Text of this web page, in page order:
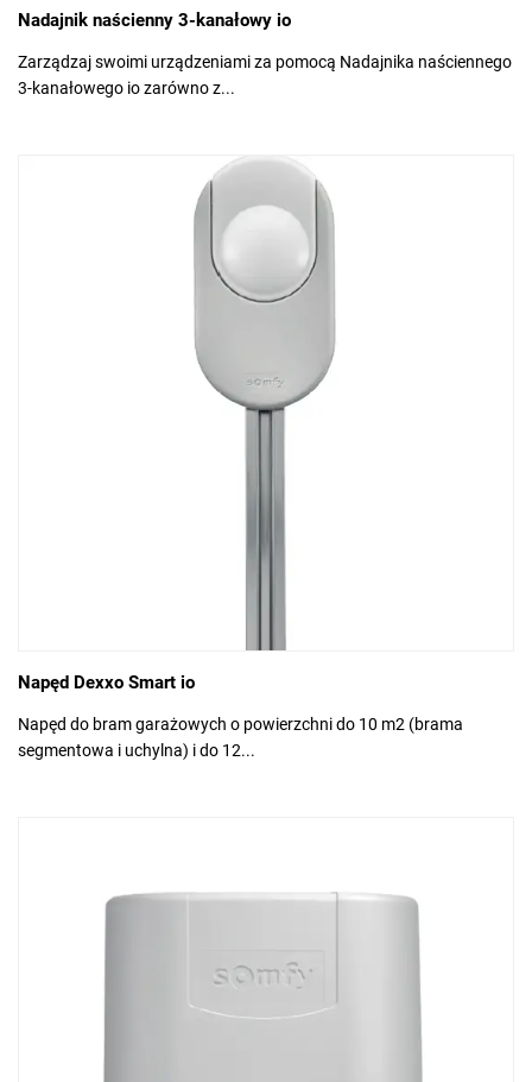
Nadajnik naścienny 3-kanałowy io
Zarządzaj swoimi urządzeniami za pomocą Nadajnika naściennego
3-kanałowego io zarówno z...
Napęd Dexxo Smart io
Napęd do bram garażowych o powierzchni do 10 m2 (brama
segmentowa i uchylna) i do 12...